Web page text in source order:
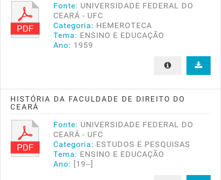
Fonte: UNIVERSIDADE FEDERAL DO
CEARÁ - UFC
Categoria: HEMEROTECA
Tema: ENSINO E EDUCAÇÃO
Ano: 1959
HISTÓRIA DA FACULDADE DE DIREITO DO
CEARÁ
Fonte: UNIVERSIDADE FEDERAL DO
CEARÁ - UFC
Categoria: ESTUDOS E PESQUISAS
Tema: ENSINO E EDUCAÇÃO
Ano: [19--]